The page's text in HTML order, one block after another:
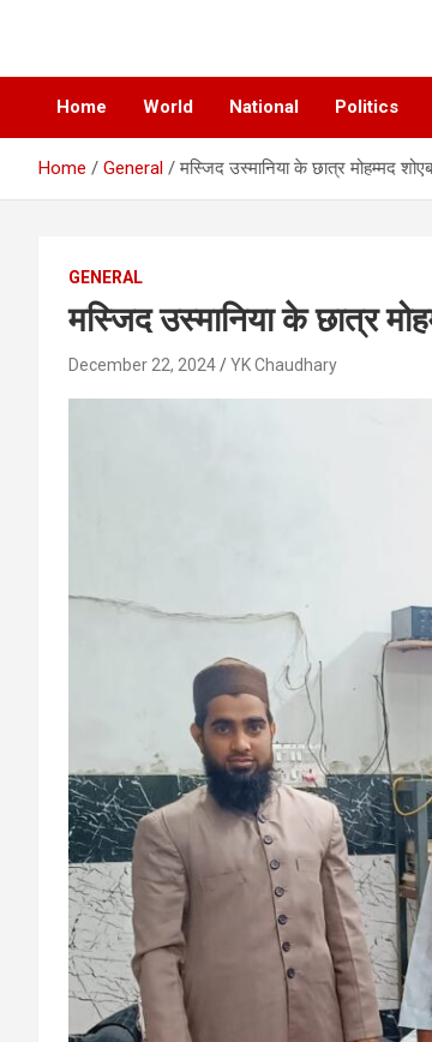
Chatiankh
Home World National Politics
Home General मस्जिद उस्मानिया के छात्र मोहम्मद
GENERAL
मस्जिद उस्मानिया के छात्र
December 22, 2024 YK Chaudhary